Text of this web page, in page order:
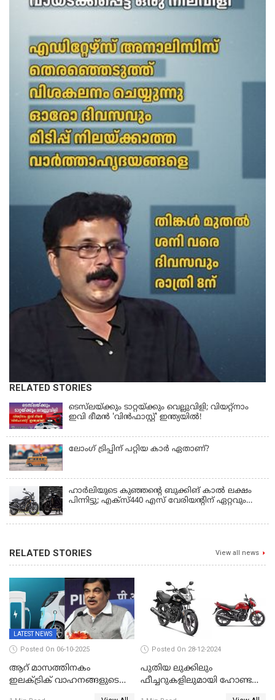
RELATED STORIES
ടെസ്‌ലയ്ക്കും ടാറ്റയ്ക്കും വെല്ലുവിളി; വിയറ്റ്നാം
ഇവി ഭീമൻ 'വിൻഫാസ്റ്റ്' ഇന്ത്യയിൽ!
ലോംഗ് ട്രിപ്പിന് പറ്റിയ കാർ ഏതാണ്?
ഹാർലിയുടെ കുഞ്ഞന്റെ ബുക്കിങ് കാൽ ലക്ഷം
പിന്നിട്ടു; എക്സ്440 എസ് വേരിയന്റിന് ഏറ്റവും
RELATED STORIES View all news
LATEST NEWS
Posted On 06-10-2025
ആറ് മാസത്തിനകം
ഇലക്‌ട്രിക് വാഹനങ്ങളുടെ
Posted On 28-12-2024
പുതിയ ലുക്കിലും
ഫീച്ചറുകളിലുമായി ഹോണ്ട